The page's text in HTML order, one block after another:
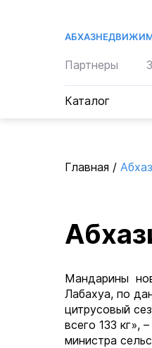
Партнеры
Каталог
Главная /
Мандарины
Лабахуа, по
цитрусовый
всего 133 кг»,
министра